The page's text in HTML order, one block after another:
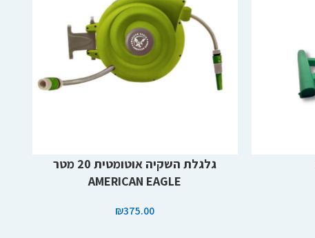
הוספה לסל
גלגלת השקיה אוטומטית 20 מטר
AMERICAN EAGLE
₪375.00